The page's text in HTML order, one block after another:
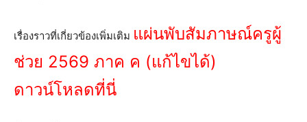
เรื่องราวที่เกี่ยวข้องเพิ่มเติม แผ่นพับสัมภาษณ์ครูผู้
ช่วย 2569 ภาค ค (แก้ไขได้)
ดาวน์โหลดที่นี่